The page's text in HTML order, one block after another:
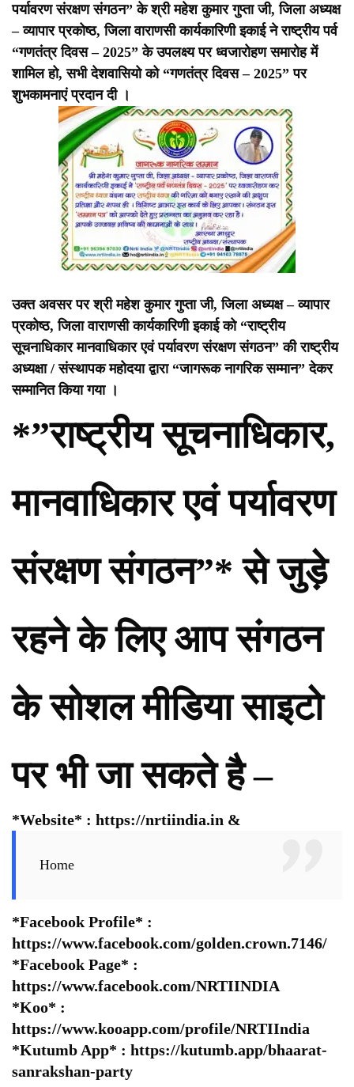
पर्यावरण संरक्षण संगठन” के श्री महेश कुमार गुप्ता जी, जिला अध्यक्ष
– व्यापार प्रकोष्ठ, जिला वाराणसी कार्यकारिणी इकाई ने राष्ट्रीय पर्व
“गणतंत्र दिवस – 2025” के उपलक्ष्य पर ध्वजारोहण समारोह में
शामिल हो, सभी देशवासियो को “गणतंत्र दिवस – 2025” पर
शुभकामनाएं प्रदान दी ।
उक्त अवसर पर श्री महेश कुमार गुप्ता जी, जिला अध्यक्ष – व्यापार
प्रकोष्ठ, जिला वाराणसी कार्यकारिणी इकाई को “राष्ट्रीय
सूचनाधिकार मानवाधिकार एवं पर्यावरण संरक्षण संगठन” की राष्ट्रीय
अध्यक्षा / संस्थापक महोदया द्वारा “जागरूक नागरिक सम्मान” देकर
सम्मानित किया गया ।
*”राष्ट्रीय सूचनाधिकार,
मानवाधिकार एवं पर्यावरण
संरक्षण संगठन”* से जुड़े
रहने के लिए आप संगठन
के सोशल मीडिया साइटो
पर भी जा सकते है –
*Website* : https://nrtiindia.in &
Home
*Facebook Profile* :
https://www.facebook.com/golden.crown.7146/
*Facebook Page* :
https://www.facebook.com/NRTIINDIA
*Koo* :
https://www.kooapp.com/profile/NRTIIndia
*Kutumb App* : https://kutumb.app/bhaarat-
sanrakshan-party